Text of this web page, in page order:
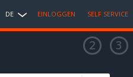
DE EINLOGGEN SELF SERVICE